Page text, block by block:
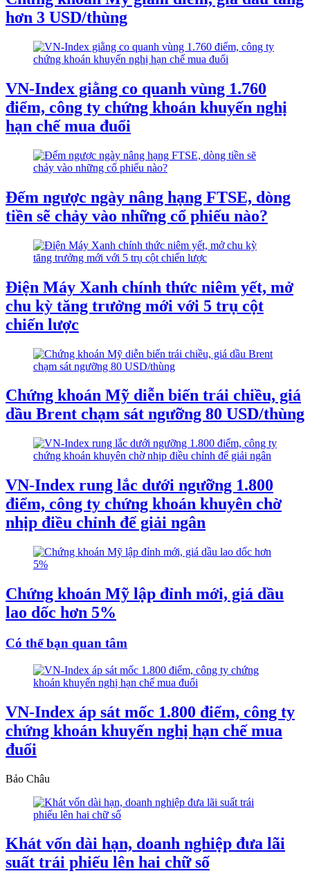
hơn 3 USD/thùng
VN-Index giằng co quanh vùng 1.760
điểm, công ty chứng khoán khuyến nghị
hạn chế mua đuổi
Đếm ngược ngày nâng hạng FTSE, dòng
tiền sẽ chảy vào những cổ phiếu nào?
Điện Máy Xanh chính thức niêm yết, mở
chu kỳ tăng trưởng mới với 5 trụ cột
chiến lược
Chứng khoán Mỹ diễn biến trái chiều, giá
dầu Brent chạm sát ngưỡng 80 USD/thùng
VN-Index rung lắc dưới ngưỡng 1.800
điểm, công ty chứng khoán khuyên chờ
nhịp điều chỉnh để giải ngân
Chứng khoán Mỹ lập đỉnh mới, giá dầu
lao dốc hơn 5%
Có thể bạn quan tâm
VN-Index áp sát mốc 1.800 điểm, công ty
chứng khoán khuyến nghị hạn chế mua
đuổi
Bảo Châu
Khát vốn dài hạn, doanh nghiệp đưa lãi
suất trái phiếu lên hai chữ số